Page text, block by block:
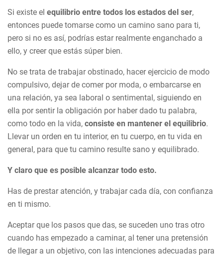
Si existe el equilibrio entre todos los estados del ser,
entonces puede tomarse como un camino sano para ti,
pero si no es así, podrías estar realmente enganchado a
ello, y creer que estás súper bien.
No se trata de trabajar obstinado, hacer ejercicio de modo
compulsivo, dejar de comer por moda, o embarcarse en
una relación, ya sea laboral o sentimental, siguiendo en
ella por sentir la obligación por haber dado tu palabra,
como todo en la vida, consiste en mantener el equilibrio.
Llevar un orden en tu interior, en tu cuerpo, en tu vida en
general, para que tu camino resulte sano y equilibrado.
Y claro que es posible alcanzar todo esto.
Has de prestar atención, y trabajar cada día, con confianza
en ti mismo.
Aceptar que los pasos que das, se suceden uno tras otro
cuando has empezado a caminar, al tener una pretensión
de llegar a un objetivo, con las intenciones adecuadas para